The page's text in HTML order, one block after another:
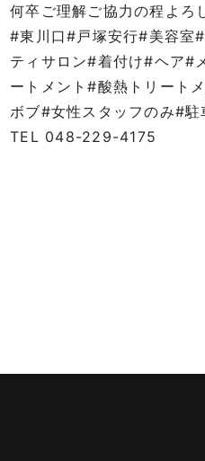
何卒ご理解ご協力の程よろ
#東川口#戸塚安行#美容室
ティサロン#着付け#ヘア#
ートメント#酸熱トリート
ボブ#女性スタッフのみ#駐
TEL 048-229-4175